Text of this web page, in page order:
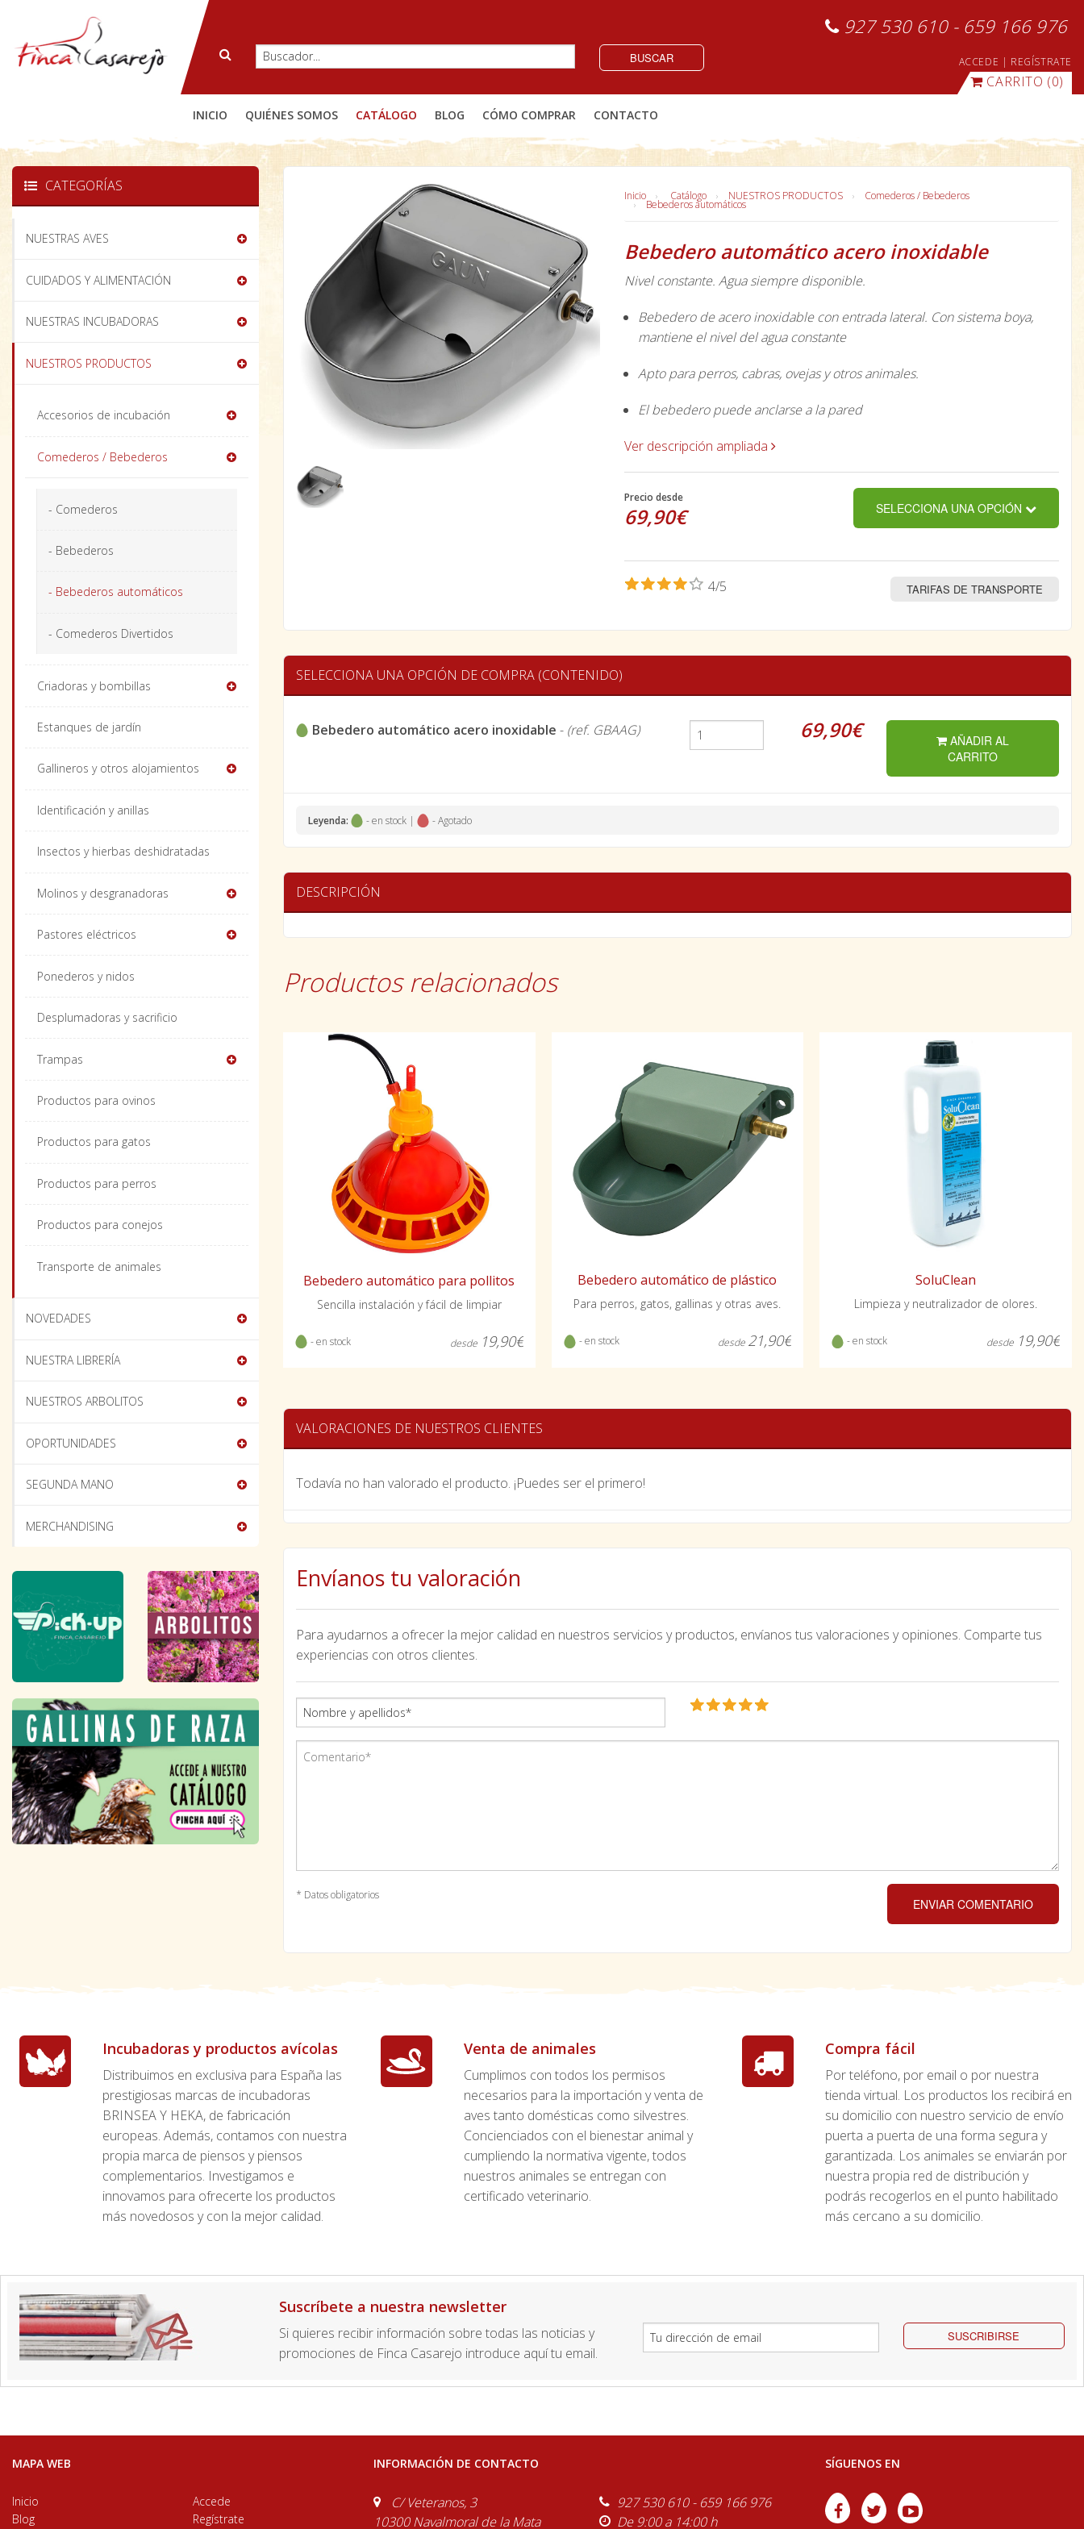
927 530 610 - 659 166 976
BUSCAR ACCEDE | REGÍSTRATE
CARRITO (0)
INICIO QUIÉNES SOMOS CATÁLOGO BLOG CÓMO COMPRAR CONTACTO
Inicio Catálogo NUESTROS PRODUCTOS Comederos / Bebederos
Bebederos automáticos
Bebedero automático acero inoxidable
Nivel constante. Agua siempre disponible.
Bebedero de acero inoxidable con entrada lateral. Con sistema boya,
mantiene el nivel del agua constante
Apto para perros, cabras, ovejas y otros animales.
El bebedero puede anclarse a la pared
Ver descripción ampliada
Precio desde
69,90€ SELECCIONA UNA OPCIÓN
4/5 TARIFAS DE TRANSPORTE
SELECCIONA UNA OPCIÓN DE COMPRA (CONTENIDO)
Bebedero automático acero inoxidable - (ref. GBAAG) 69,90€
AÑADIR AL
CARRITO
Leyenda: - en stock | - Agotado
DESCRIPCIÓN
Productos relacionados
Bebedero automático para pollitos
Sencilla instalación y fácil de limpiar
- en stock desde 19,90€
Bebedero automático de plástico
Para perros, gatos, gallinas y otras aves.
- en stock desde 21,90€
SoluClean
Limpieza y neutralizador de olores.
- en stock desde 19,90€
VALORACIONES DE NUESTROS CLIENTES
Todavía no han valorado el producto. ¡Puedes ser el primero!
Envíanos tu valoración
Para ayudarnos a ofrecer la mejor calidad en nuestros servicios y productos, envíanos tus valoraciones y opiniones. Comparte tus
experiencias con otros clientes.
* Datos obligatorios
ENVIAR COMENTARIO
CATEGORÍAS
NUESTRAS AVES
CUIDADOS Y ALIMENTACIÓN
NUESTRAS INCUBADORAS
NUESTROS PRODUCTOS
Accesorios de incubación
Comederos / Bebederos
- Comederos
- Bebederos
- Bebederos automáticos
- Comederos Divertidos
Criadoras y bombillas
Estanques de jardín
Gallineros y otros alojamientos
Identificación y anillas
Insectos y hierbas deshidratadas
Molinos y desgranadoras
Pastores eléctricos
Ponederos y nidos
Desplumadoras y sacrificio
Trampas
Productos para ovinos
Productos para gatos
Productos para perros
Productos para conejos
Transporte de animales
NOVEDADES
NUESTRA LIBRERÍA
NUESTROS ARBOLITOS
OPORTUNIDADES
SEGUNDA MANO
MERCHANDISING
Incubadoras y productos avícolas
Distribuimos en exclusiva para España las
prestigiosas marcas de incubadoras
BRINSEA Y HEKA, de fabricación
europeas. Además, contamos con nuestra
propia marca de piensos y piensos
complementarios. Investigamos e
innovamos para ofrecerte los productos
más novedosos y con la mejor calidad.
Venta de animales
Cumplimos con todos los permisos
necesarios para la importación y venta de
aves tanto domésticas como silvestres.
Concienciados con el bienestar animal y
cumpliendo la normativa vigente, todos
nuestros animales se entregan con
certificado veterinario.
Compra fácil
Por teléfono, por email o por nuestra
tienda virtual. Los productos los recibirá en
su domicilio con nuestro servicio de envío
puerta a puerta de una forma segura y
garantizada. Los animales se enviarán por
nuestra propia red de distribución y
podrás recogerlos en el punto habilitado
más cercano a su domicilio.
Suscríbete a nuestra newsletter
Si quieres recibir información sobre todas las noticias y
promociones de Finca Casarejo introduce aquí tu email.
SUSCRIBIRSE
MAPA WEB
Inicio
Blog
Accede
Regístrate
INFORMACIÓN DE CONTACTO
C/ Veteranos, 3
10300 Navalmoral de la Mata
927 530 610 - 659 166 976
De 9:00 a 14:00 h
SÍGUENOS EN